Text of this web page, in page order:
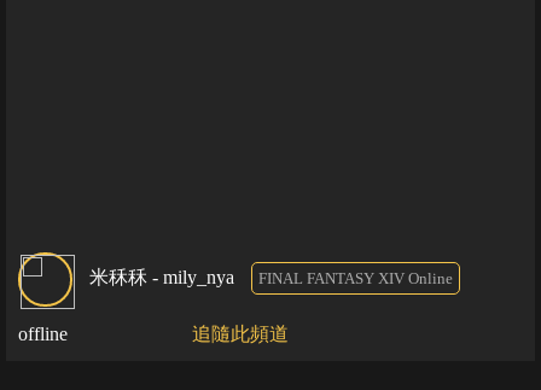
米秝秝 - mily_nya FINAL FANTASY XIV Online
offline 追隨此頻道